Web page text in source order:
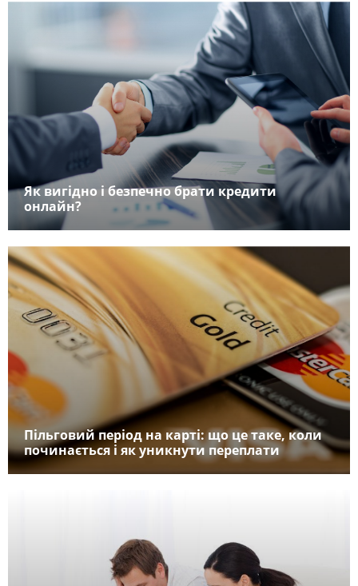
Як вигідно і безпечно брати кредити
онлайн?
Пільговий період на карті: що це таке, коли
починається і як уникнути переплати